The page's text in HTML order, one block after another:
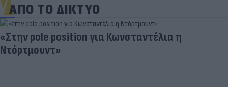
ΑΠΟ ΤΟ ΔΙΚΤΥΟ
«Στην pole position για Κωνσταντέλια η
Ντόρτμουντ»